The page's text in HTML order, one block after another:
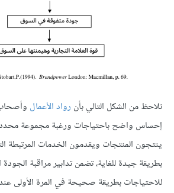
نلاحظ من الشكل التالي بأن رواد الأعمال
إحساس واضح باحتياجات ورغبة مجموعة محددة
ينتجون المنتجات ويقدمون الخدمات المرتبطة
بطريقة جيدة للغاية، تضمن تدابير مراقبة الجودة
للاحتياجات بطريقة صحيحة في المرة الأولى